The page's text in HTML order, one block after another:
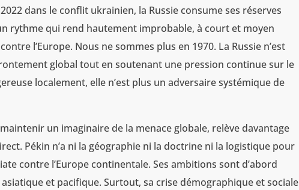
dans le conflit ukrainien, la Russie consume ses réserves
rythme qui rend hautement improbable, à court et moyen
l’Europe. Nous ne sommes plus en 1970. La Russie n’est
global tout en soutenant une pression continue sur le
localement, elle n’est plus un adversaire systémique de
un imaginaire de la menace globale, relève davantage
Pékin n’a ni la géographie ni la doctrine ni la logistique pour
contre l’Europe continentale. Ses ambitions sont d’abord
et pacifique. Surtout, sa crise démographique et sociale